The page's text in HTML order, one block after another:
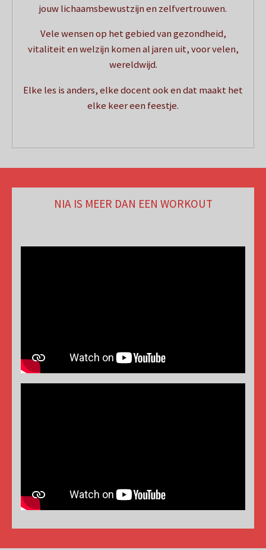
jouw lichaamsbewustzijn en zelfvertrouwen.
Vele wensen op het gebied van gezondheid,
vitaliteit en welzijn komen al jaren uit, voor velen,
wereldwijd.
Elke les is anders, elke docent ook en dat maakt het
elke keer een feestje.
NIA IS MEER DAN EEN WORKOUT